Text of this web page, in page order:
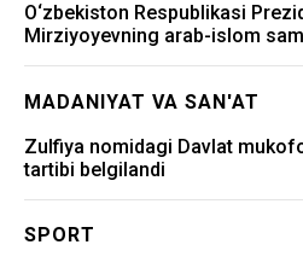
O‘zbekiston Respublikasi
Mirziyoyevning arab-islom
MADANIYAT VA SAN'AT
Zulfiya nomidagi Davlat
tartibi belgilandi
SPORT